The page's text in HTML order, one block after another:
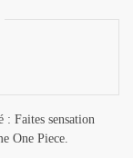
Faites sensation
One Piece.